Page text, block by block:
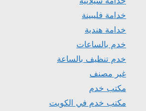
خدامة فليبينة
خدامة هندية
خدم بالساعات
خدم تنظيف بالساعة
غير مصنف
مكتب خدم
مكتب خدم في الكويت